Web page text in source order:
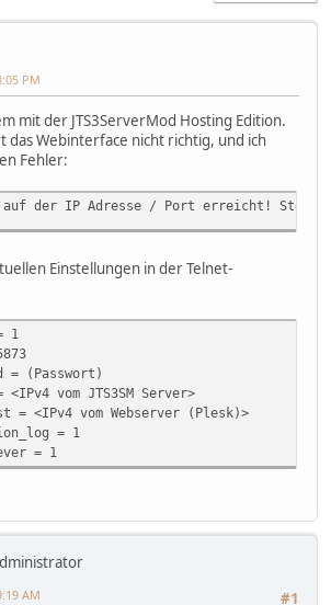
PM
mit der JTS3ServerMod Hosting Edition.
das Webinterface nicht richtig, und ich
Fehler:
auf der IP Adresse / Port erreicht! Stelle
Einstellungen in der Telnet-
1
= (Passwort)
vom JTS3SM Server>
<IPv4 vom Webserver (Plesk)>
= 1
= 1
#1
AM